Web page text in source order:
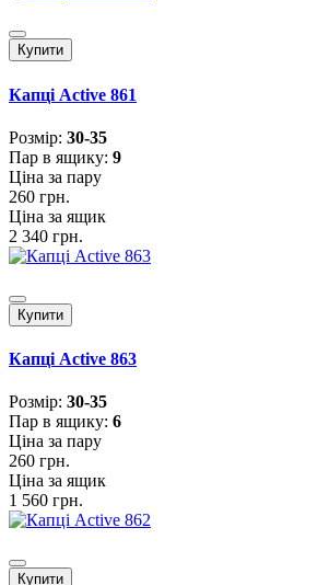
Купити
Капці Active 861
Розмiр: 30-35
Пар в ящику: 9
Ціна за пару
260 грн.
Ціна за ящик
2 340 грн.
Купити
Капці Active 863
Розмiр: 30-35
Пар в ящику: 6
Ціна за пару
260 грн.
Ціна за ящик
1 560 грн.
Купити